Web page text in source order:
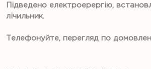
Підведено електроерергію,
лічильник.
Телефонуйте, перегляд по